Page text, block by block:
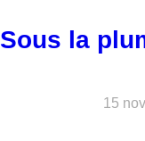
Sous la
15